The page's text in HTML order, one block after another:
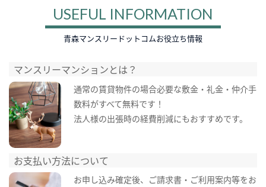
USEFUL INFORMATION
青森マンスリードットコムお役立ち情報
マンスリーマンションとは？
通常の賃貸物件の場合必要な敷金・礼金・仲介手
数料がすべて無料です！
法人様の出張時の経費削減にもおすすめです。
お支払い方法について
お申し込み確定後、ご請求書・ご利用案内等をお